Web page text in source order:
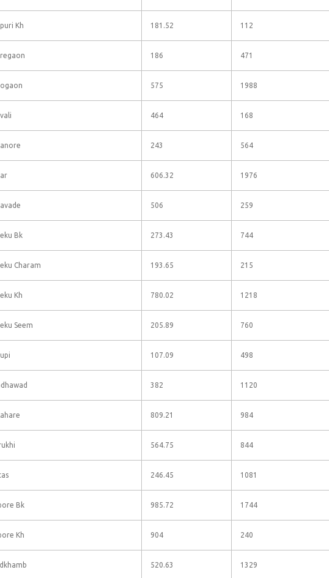
Kh 181.52 112
186 471
575 1988
464 168
243 564
606.32 1976
506 259
Bk 273.43 744
Charam 193.65 215
Kh 780.02 1218
Seem 205.89 760
107.09 498
382 1120
809.21 984
564.75 844
246.45 1081
Bk 985.72 1744
Kh 904 240
520.63 1329